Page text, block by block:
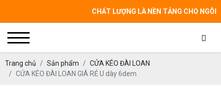
CHẤT LƯỢNG LÀ NỀN TẢNG CHO NGÔI NHÀ
Trang chủ Sản phẩm
CỬA KÉO ĐÀI LOAN
CỬA KÉO ĐÀI LOAN GIÁ RẺ U dày 6dem